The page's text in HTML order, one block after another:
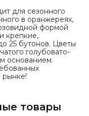
для сезонного
в оранжереях,
формой
крепкие,
25 бутонов. Цветы
голубовато-
основанием.
рынке!
товары